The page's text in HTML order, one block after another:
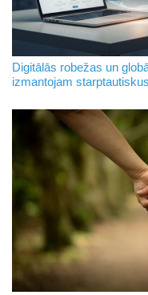
Digitālās robežas un
izmantojam